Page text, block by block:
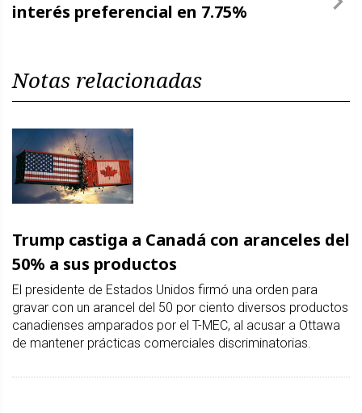
interés preferencial en 7.75%
Notas relacionadas
Trump castiga a Canadá con aranceles del
50% a sus productos
El presidente de Estados Unidos firmó una orden para
gravar con un arancel del 50 por ciento diversos productos
canadienses amparados por el T-MEC, al acusar a Ottawa
de mantener prácticas comerciales discriminatorias.